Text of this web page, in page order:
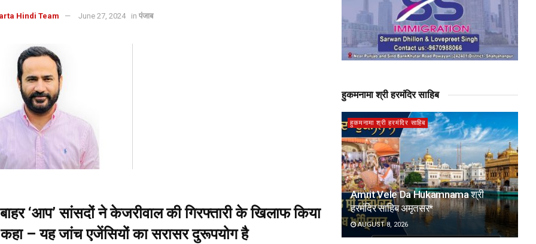
Hindi Team June 27, 2024 in पंजाब
‘आप’ सांसदों ने केजरीवाल की गिरफ्तारी के खिलाफ किया
कहा – यह जांच एजेंसियों का सरासर दुरूपयोग है
हुकमनामा श्री हरमंदिर साहिब
हुकमनामा श्री हरमंदिर साहिब
Amrit Vele Da Hukamnama श्री
हरमंदिर साहिब अमृतसर*
AUGUST 8, 2026